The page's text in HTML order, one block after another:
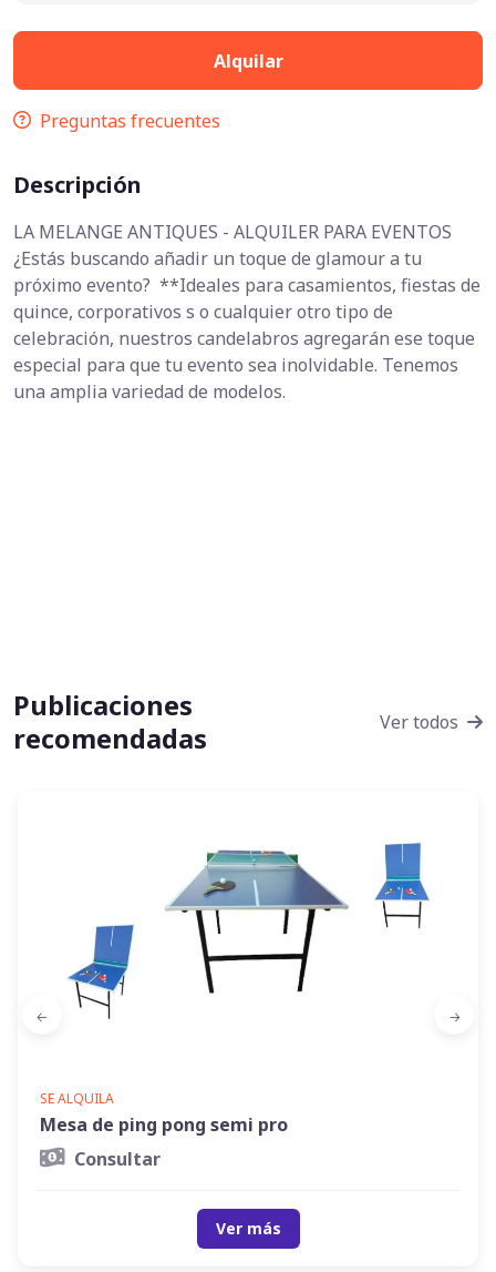
Alquilar
Preguntas frecuentes
Descripción
LA MELANGE ANTIQUES - ALQUILER PARA EVENTOS
¿Estás buscando añadir un toque de glamour a tu
próximo evento? **Ideales para casamientos, fiestas de
quince, corporativos s o cualquier otro tipo de
celebración, nuestros candelabros agregarán ese toque
especial para que tu evento sea inolvidable. Tenemos
una amplia variedad de modelos.
Publicaciones
recomendadas
Ver todos
SE ALQUILA
Mesa de ping pong semi pro
Consultar
Ver más